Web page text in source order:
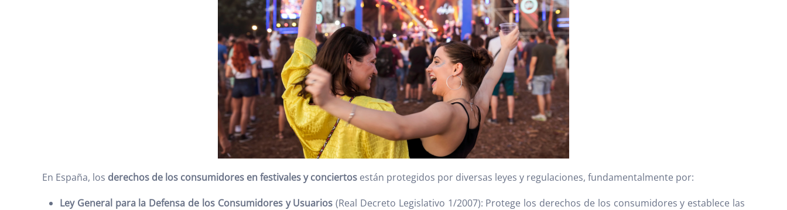
En España, los derechos de los consumidores en festivales y conciertos están protegidos por diversas leyes y regulaciones, fundamentalmente por:
Ley General para la Defensa de los Consumidores y Usuarios (Real Decreto Legislativo 1/2007): Protege los derechos de los consumidores y establece las